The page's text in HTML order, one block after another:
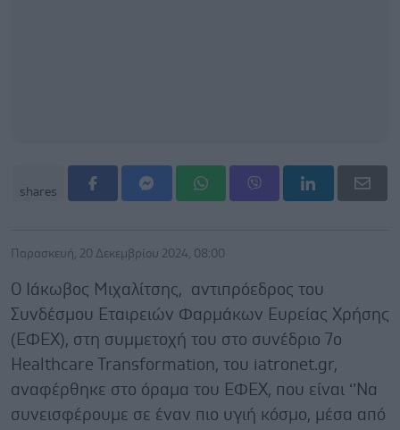
shares
Παρασκευή, 20 Δεκεμβρίου 2024, 08:00
Ο Ιάκωβος Μιχαλίτσης, αντιπρόεδρος του
Συνδέσμου Εταιρειών Φαρμάκων Ευρείας Χρήσης
(ΕΦΕΧ), στη συμμετοχή του στο συνέδριο 7o
Healthcare Transformation, του iatronet.gr,
αναφέρθηκε στο όραμα του ΕΦΕΧ, που είναι ‘’Να
συνεισφέρουμε σε έναν πιο υγιή κόσμο, μέσα από